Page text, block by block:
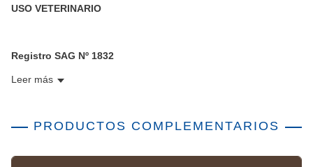
USO VETERINARIO
​Registro SAG Nº 1832
Leer más
PRODUCTOS COMPLEMENTARIOS